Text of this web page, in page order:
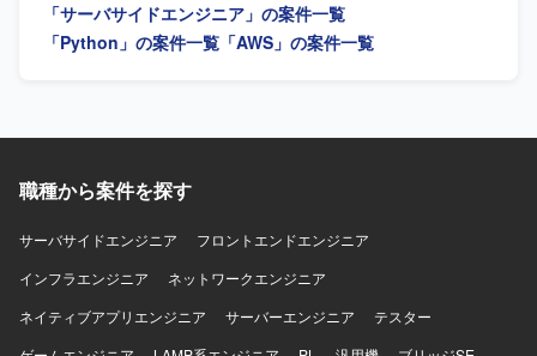
プ・導入できる方を求めています。「なぜ？」を深掘り
し、サービスをより良くするための課題解決を楽しめる方
スターターな方を求めています。タスク待ちではなく主体
ービス運営のための問題解決に積極的に関与できる方を歓
迎します。 【ポジションの魅力】 既存自社システムの運
用・保守から改修まで幅広い工程に関わることができ、フ
ルスタックなスキルを活かしていただけます。AIツールを
活用した開発スタイルを実践できるため、最新の開発トレ
術的負債の解消やアーキテクチャ改善など、上流からの技
術的な改善提案にも携わることができます。 【開発環境】
「サーバサイドエンジニア」の案件一覧
「Python」の案件一覧 「AWS」の案件一覧
職種から案件を探す
サーバサイドエンジニア
フロントエンドエンジニア
インフラエンジニア
ネットワークエンジニア
ネイティブアプリエンジニア
サーバーエンジニア
テスター